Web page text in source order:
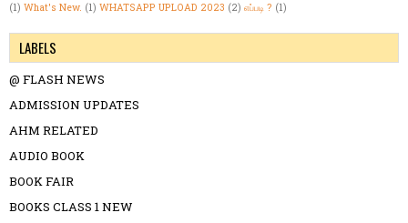
(1) What's New. (1) WHATSAPP UPLOAD 2023 (2) எப்படி ? (1)
LABELS
@ FLASH NEWS
ADMISSION UPDATES
AHM RELATED
AUDIO BOOK
BOOK FAIR
BOOKS CLASS 1 NEW